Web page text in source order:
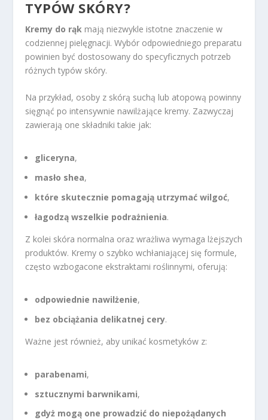
TYPÓW SKÓRY?
Kremy do rąk mają niezwykle istotne znaczenie w
codziennej pielęgnacji. Wybór odpowiedniego preparatu
powinien być dostosowany do specyficznych potrzeb
różnych typów skóry.
Na przykład, osoby z skórą suchą lub atopową powinny
sięgnąć po intensywnie nawilżające kremy. Zazwyczaj
zawierają one składniki takie jak:
gliceryna,
masło shea,
które skutecznie pomagają utrzymać wilgoć,
łagodzą wszelkie podrażnienia.
Z kolei skóra normalna oraz wrażliwa wymaga lżejszych
produktów. Kremy o szybko wchłaniającej się formule,
często wzbogacone ekstraktami roślinnymi, oferują:
odpowiednie nawilżenie,
bez obciążania delikatnej cery.
Ważne jest również, aby unikać kosmetyków z:
parabenami,
sztucznymi barwnikami,
gdyż mogą one prowadzić do niepożądanych